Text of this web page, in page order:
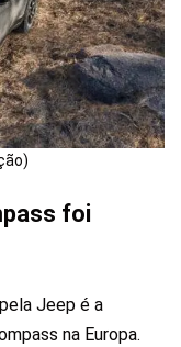
foi
Jeep é a
na Europa.